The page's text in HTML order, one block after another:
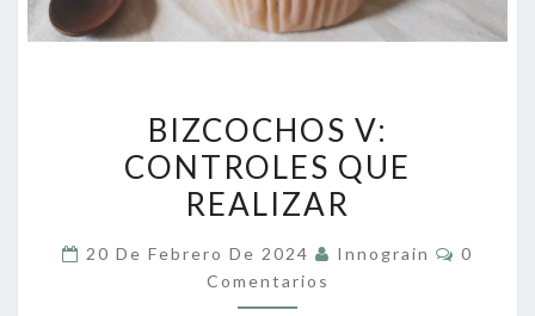
V:
CONTROLES
QUE
BIZCOCHOS V:
CONTROLES QUE
REALIZAR
20 De Febrero De 2024 Innograin
0
Comentarios